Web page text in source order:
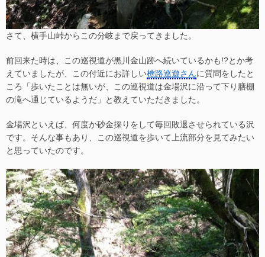
さて、横手山峠からこの分岐まで戻ってきました。
前回来た時は、この巡視道が黒川金山跡へ続いているかも!?とか考
えていましたが、この付近にお詳しい樵路巡遊さんに質問をしたと
ころ「歩いたことは無いが、この巡視道は金場沢に沿って下り膳棚
の滝へ通じているようだ」と教えていただきました。
金場沢といえば、何度か砂金採りをして毎回敗退させられている沢
です。そんな事もあり、この巡視道を歩いて上流部分を見てみたい
と思っていたのです。